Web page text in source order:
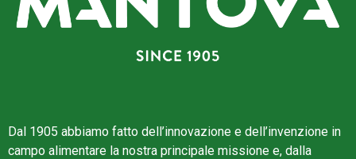
Dal 1905 abbiamo fatto dell’innovazione e dell’invenzione in
campo alimentare la nostra principale missione e, dalla